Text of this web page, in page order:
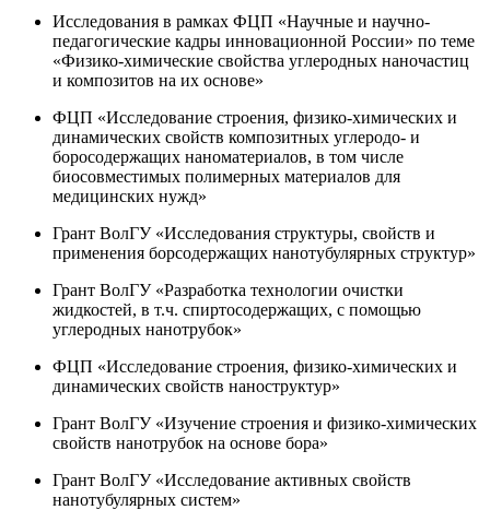
Исследования в рамках ФЦП «Научные и научно-
педагогические кадры инновационной России» по теме
«Физико-химические свойства углеродных наночастиц
и композитов на их основе»
ФЦП «Исследование строения, физико-химических и
динамических свойств композитных углеродо- и
боросодержащих наноматериалов, в том числе
биосовместимых полимерных материалов для
медицинских нужд»
Грант ВолГУ «Исследования структуры, свойств и
применения борсодержащих нанотубулярных структур»
Грант ВолГУ «Разработка технологии очистки
жидкостей, в т.ч. спиртосодержащих, с помощью
углеродных нанотрубок»
ФЦП «Исследование строения, физико-химических и
динамических свойств наноструктур»
Грант ВолГУ «Изучение строения и физико-химических
свойств нанотрубок на основе бора»
Грант ВолГУ «Исследование активных свойств
нанотубулярных систем»